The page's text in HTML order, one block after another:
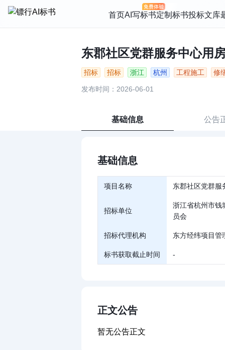
首页AI写标书定制标书投标文库
东郡社区党群服务中心用
招标 招标 浙江 杭州 工程施工 修
发布时间：2026-06-01
基础信息 公告
基础信息
项目名称 东郡社区党群服
招标单位
浙江省杭州市钱
员会
招标代理机构 东方经纬项目管
标书获取截止时间 -
正文公告
暂无公告正文